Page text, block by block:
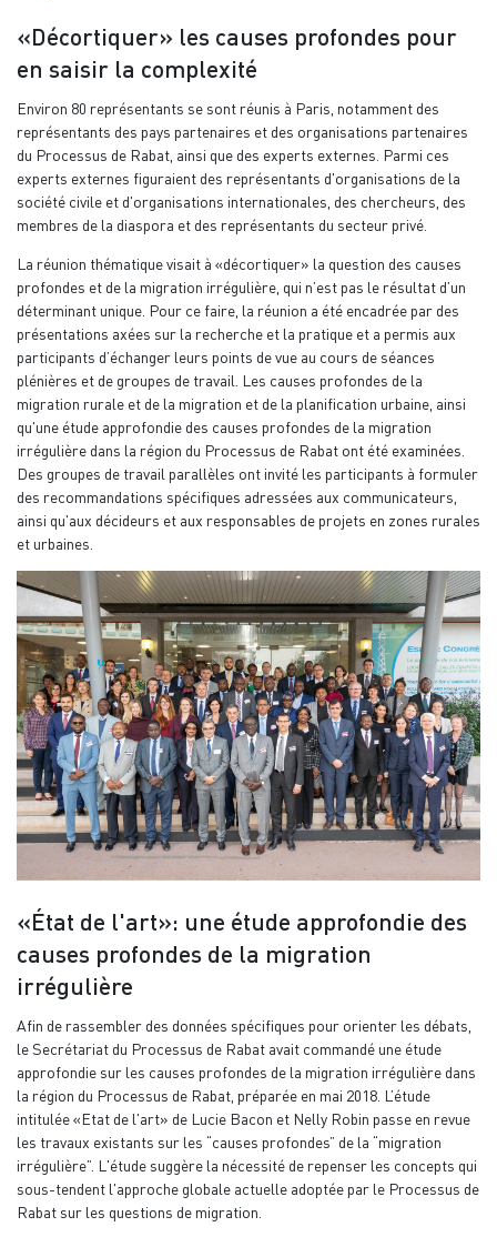
«Décortiquer» les causes profondes pour
en saisir la complexité
Environ 80 représentants se sont réunis à Paris, notamment des
représentants des pays partenaires et des organisations partenaires
du Processus de Rabat, ainsi que des experts externes. Parmi ces
experts externes figuraient des représentants d'organisations de la
société civile et d'organisations internationales, des chercheurs, des
membres de la diaspora et des représentants du secteur privé.
La réunion thématique visait à «décortiquer» la question des causes
profondes et de la migration irrégulière, qui n’est pas le résultat d’un
déterminant unique. Pour ce faire, la réunion a été encadrée par des
présentations axées sur la recherche et la pratique et a permis aux
participants d’échanger leurs points de vue au cours de séances
plénières et de groupes de travail. Les causes profondes de la
migration rurale et de la migration et de la planification urbaine, ainsi
qu'une étude approfondie des causes profondes de la migration
irrégulière dans la région du Processus de Rabat ont été examinées.
Des groupes de travail parallèles ont invité les participants à formuler
des recommandations spécifiques adressées aux communicateurs,
ainsi qu'aux décideurs et aux responsables de projets en zones rurales
et urbaines.
«État de l'art»: une étude approfondie des
causes profondes de la migration
irrégulière
Afin de rassembler des données spécifiques pour orienter les débats,
le Secrétariat du Processus de Rabat avait commandé une étude
approfondie sur les causes profondes de la migration irrégulière dans
la région du Processus de Rabat, préparée en mai 2018. L’étude
intitulée «Etat de l'art» de Lucie Bacon et Nelly Robin passe en revue
les travaux existants sur les “causes profondes” de la “migration
irrégulière”. L'étude suggère la nécessité de repenser les concepts qui
sous-tendent l'approche globale actuelle adoptée par le Processus de
Rabat sur les questions de migration.